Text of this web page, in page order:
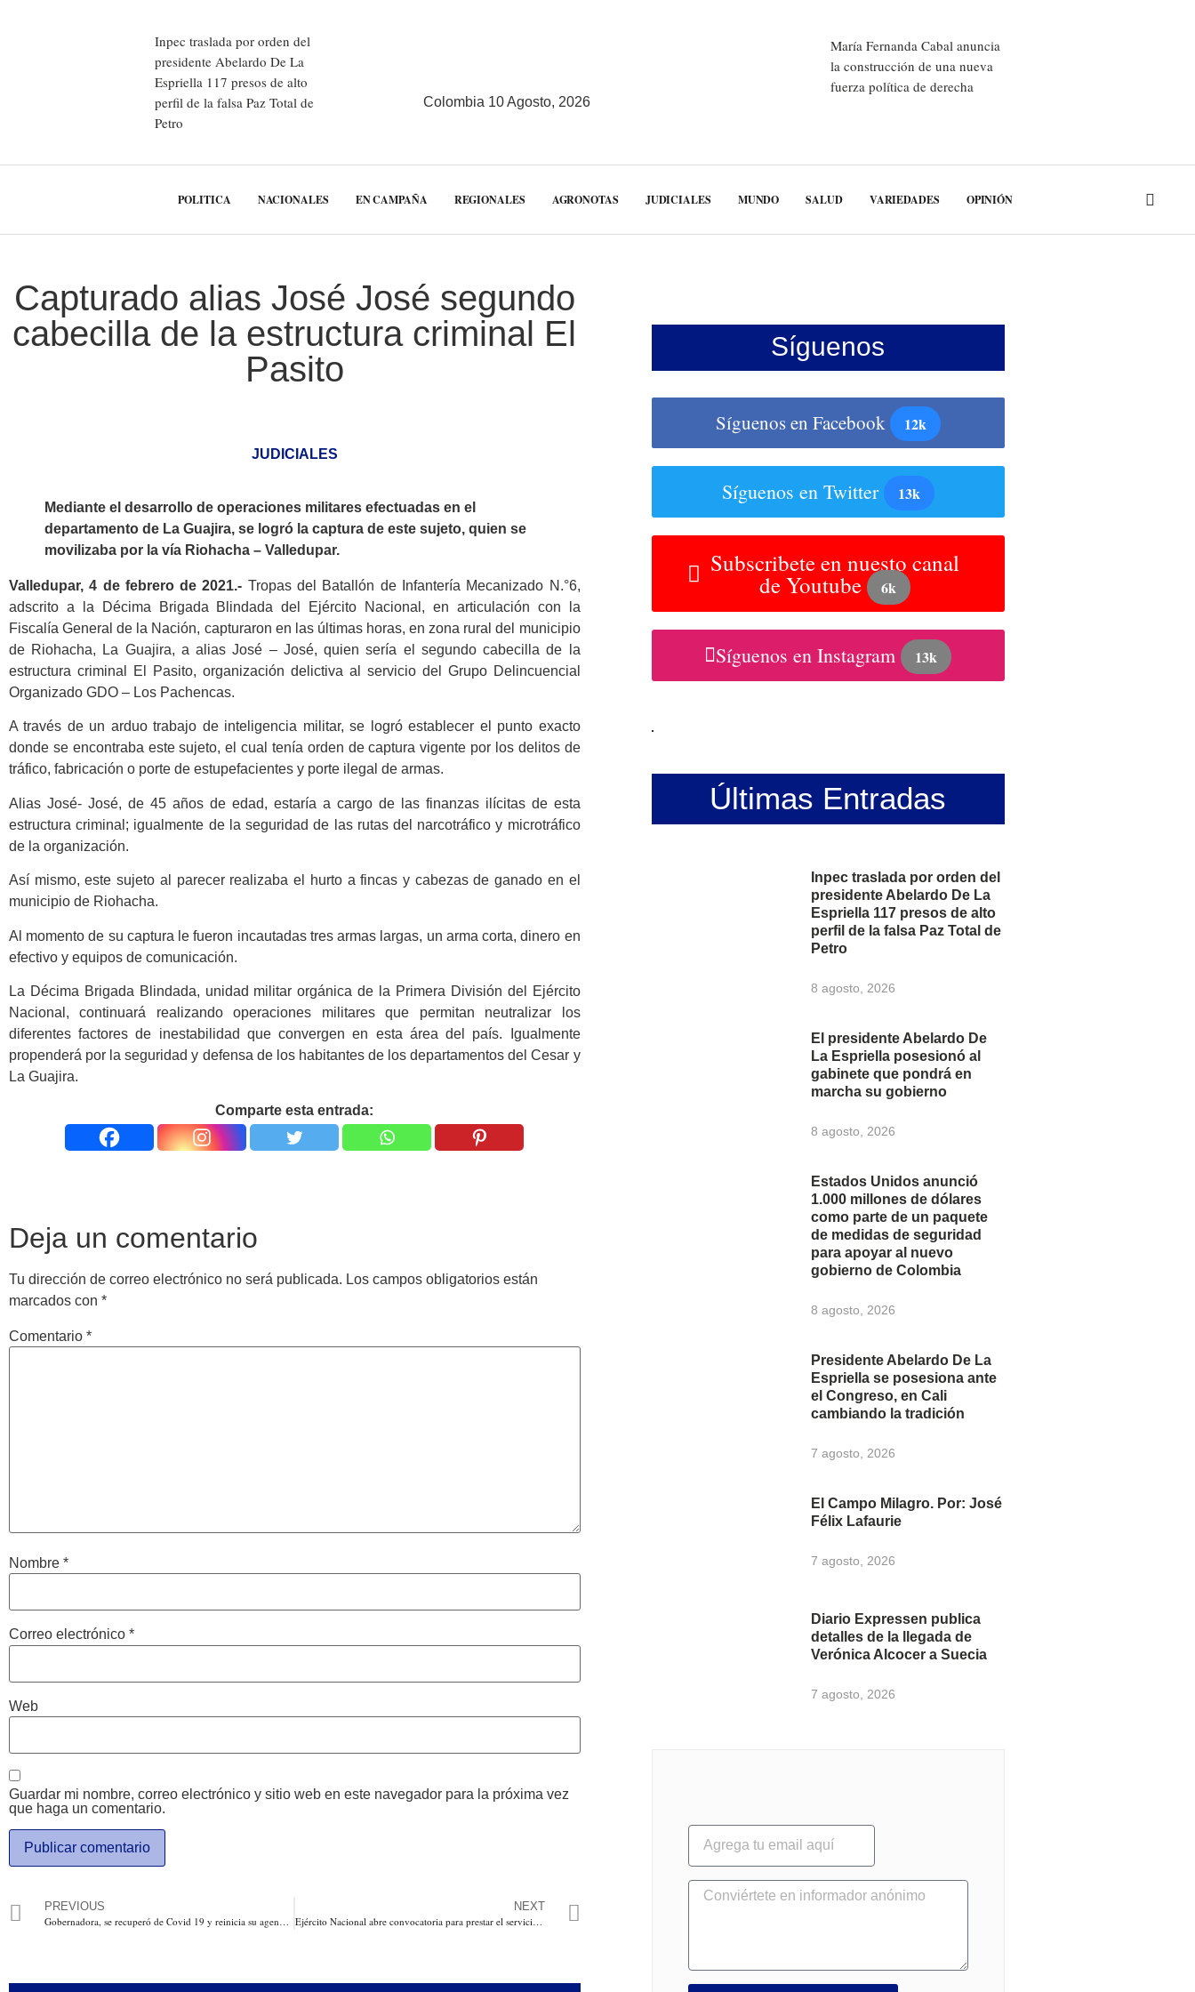
Inpec traslada por orden del
presidente Abelardo De La
Espriella 117 presos de alto
perfil de la falsa Paz Total de
Petro
Colombia 10 Agosto, 2026
María Fernanda Cabal anuncia
la construcción de una nueva
fuerza política de derecha
POLITICA NACIONALES EN CAMPAÑA REGIONALES AGRONOTAS JUDICIALES MUNDO SALUD VARIEDADES OPINIÓN
Capturado alias José José segundo
cabecilla de la estructura criminal El
Pasito
JUDICIALES
Mediante el desarrollo de operaciones militares efectuadas en el
departamento de La Guajira, se logró la captura de este sujeto, quien se
movilizaba por la vía Riohacha – Valledupar.
Valledupar, 4 de febrero de 2021.- Tropas del Batallón de Infantería Mecanizado N.°6,
adscrito a la Décima Brigada Blindada del Ejército Nacional, en articulación con la
Fiscalía General de la Nación, capturaron en las últimas horas, en zona rural del municipio
de Riohacha, La Guajira, a alias José – José, quien sería el segundo cabecilla de la
estructura criminal El Pasito, organización delictiva al servicio del Grupo Delincuencial
Organizado GDO – Los Pachencas.
A través de un arduo trabajo de inteligencia militar, se logró establecer el punto exacto
donde se encontraba este sujeto, el cual tenía orden de captura vigente por los delitos de
tráfico, fabricación o porte de estupefacientes y porte ilegal de armas.
Alias José- José, de 45 años de edad, estaría a cargo de las finanzas ilícitas de esta
estructura criminal; igualmente de la seguridad de las rutas del narcotráfico y microtráfico
de la organización.
Así mismo, este sujeto al parecer realizaba el hurto a fincas y cabezas de ganado en el
municipio de Riohacha.
Al momento de su captura le fueron incautadas tres armas largas, un arma corta, dinero en
efectivo y equipos de comunicación.
La Décima Brigada Blindada, unidad militar orgánica de la Primera División del Ejército
Nacional, continuará realizando operaciones militares que permitan neutralizar los
diferentes factores de inestabilidad que convergen en esta área del país. Igualmente
propenderá por la seguridad y defensa de los habitantes de los departamentos del Cesar y
La Guajira.
Comparte esta entrada:
Deja un comentario
Tu dirección de correo electrónico no será publicada. Los campos obligatorios están
marcados con *
Comentario *
Nombre *
Correo electrónico *
Web
Guardar mi nombre, correo electrónico y sitio web en este navegador para la próxima vez
que haga un comentario.
PREVIOUS
Gobernadora, se recuperó de Covid 19 y reinicia su agenda presencial con visitó a las obras de Parques para la Gente en cuatro municipios
NEXT
Ejército Nacional abre convocatoria para prestar el servicio militar obligatorio
Síguenos
Síguenos en Facebook 12k
Síguenos en Twitter 13k
Subscribete en nuesto canal
de Youtube 6k
Síguenos en Instagram 13k
Últimas Entradas
Inpec traslada por orden del
presidente Abelardo De La
Espriella 117 presos de alto
perfil de la falsa Paz Total de
Petro
8 agosto, 2026
El presidente Abelardo De
La Espriella posesionó al
gabinete que pondrá en
marcha su gobierno
8 agosto, 2026
Estados Unidos anunció
1.000 millones de dólares
como parte de un paquete
de medidas de seguridad
para apoyar al nuevo
gobierno de Colombia
8 agosto, 2026
Presidente Abelardo De La
Espriella se posesiona ante
el Congreso, en Cali
cambiando la tradición
7 agosto, 2026
El Campo Milagro. Por: José
Félix Lafaurie
7 agosto, 2026
Diario Expressen publica
detalles de la llegada de
Verónica Alcocer a Suecia
7 agosto, 2026